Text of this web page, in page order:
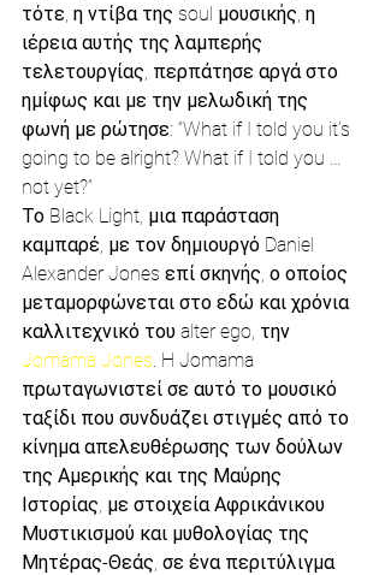
τότε, η ντίβα της soul μουσικής, η
ιέρεια αυτής της λαμπερής
τελετουργίας, περπάτησε αργά στο
ημίφως και με την μελωδική της
φωνή με ρώτησε: “What if I told you it’s
going to be alright? What if I told you …
not yet?”
Το Black Light, μια παράσταση
καμπαρέ, με τον δημιουργό Daniel
Alexander Jones επί σκηνής, ο οποίος
μεταμορφώνεται στο εδώ και χρόνια
καλλιτεχνικό του alter ego, την
Jomama Jones. H Jomama
πρωταγωνιστεί σε αυτό το μουσικό
ταξίδι που συνδυάζει στιγμές από το
κίνημα απελευθέρωσης των δούλων
της Αμερικής και της Μαύρης
Ιστορίας, με στοιχεία Αφρικάνικου
Μυστικισμού και μυθολογίας της
Μητέρας-Θεάς, σε ένα περιτύλιγμα